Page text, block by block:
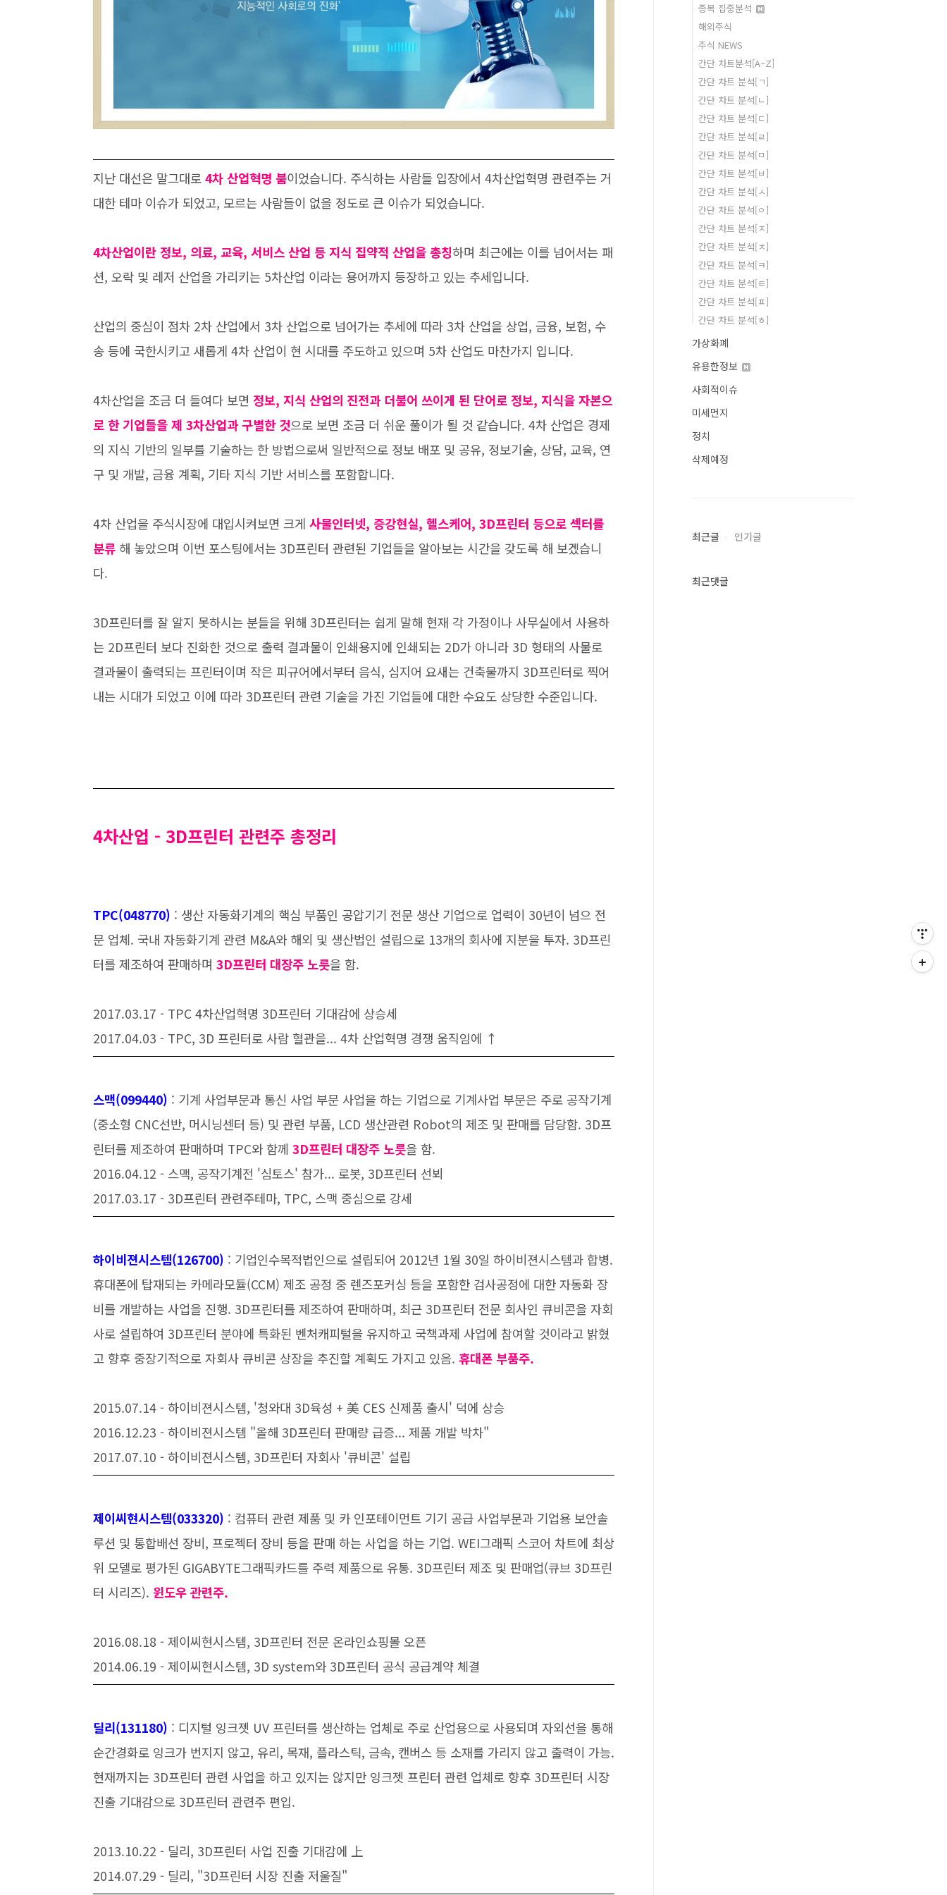
지난 대선은 말그대로 4차 산업혁명 붐이었습니다. 주식하는 사람들 입장에서 4차산업혁명 관련주는 거
대한 테마 이슈가 되었고, 모르는 사람들이 없을 정도로 큰 이슈가 되었습니다.
4차산업이란 정보, 의료, 교육, 서비스 산업 등 지식 집약적 산업을 총칭하며 최근에는 이를 넘어서는 패
션, 오락 및 레저 산업을 가리키는 5차산업 이라는 용어까지 등장하고 있는 추세입니다.
산업의 중심이 점차 2차 산업에서 3차 산업으로 넘어가는 추세에 따라 3차 산업을 상업, 금융, 보험, 수
송 등에 국한시키고 새롭게 4차 산업이 현 시대를 주도하고 있으며 5차 산업도 마찬가지 입니다.
4차산업을 조금 더 들여다 보면 정보, 지식 산업의 진전과 더불어 쓰이게 된 단어로 정보, 지식을 자본으
로 한 기업들을 제 3차산업과 구별한 것으로 보면 조금 더 쉬운 풀이가 될 것 같습니다. 4차 산업은 경제
의 지식 기반의 일부를 기술하는 한 방법으로써 일반적으로 정보 배포 및 공유, 정보기술, 상담, 교육, 연
구 및 개발, 금융 계획, 기타 지식 기반 서비스를 포함합니다.
4차 산업을 주식시장에 대입시켜보면 크게 사물인터넷, 증강현실, 헬스케어, 3D프린터 등으로 섹터를
분류 해 놓았으며 이번 포스팅에서는 3D프린터 관련된 기업들을 알아보는 시간을 갖도록 해 보겠습니
다.
3D프린터를 잘 알지 못하시는 분들을 위해 3D프린터는 쉽게 말해 현재 각 가정이나 사무실에서 사용하
는 2D프린터 보다 진화한 것으로 출력 결과물이 인쇄용지에 인쇄되는 2D가 아니라 3D 형태의 사물로
결과물이 출력되는 프린터이며 작은 피규어에서부터 음식, 심지어 요새는 건축물까지 3D프린터로 찍어
내는 시대가 되었고 이에 따라 3D프린터 관련 기술을 가진 기업들에 대한 수요도 상당한 수준입니다.
4차산업 - 3D프린터 관련주 총정리
TPC(048770) : 생산 자동화기계의 핵심 부품인 공압기기 전문 생산 기업으로 업력이 30년이 넘으 전
문 업체. 국내 자동화기계 관련 M&A와 해외 및 생산법인 설립으로 13개의 회사에 지분을 투자. 3D프린
터를 제조하여 판매하며 3D프린터 대장주 노릇을 함.
2017.03.17 - TPC 4차산업혁명 3D프린터 기대감에 상승세
2017.04.03 - TPC, 3D 프린터로 사람 혈관을... 4차 산업혁명 경쟁 움직임에 ↑
스맥(099440) : 기계 사업부문과 통신 사업 부문 사업을 하는 기업으로 기계사업 부문은 주로 공작기계
(중소형 CNC선반, 머시닝센터 등) 및 관련 부품, LCD 생산관련 Robot의 제조 및 판매를 담당함. 3D프
린터를 제조하여 판매하며 TPC와 함께 3D프린터 대장주 노릇을 함.
2016.04.12 - 스맥, 공작기계전 '심토스' 참가... 로봇, 3D프린터 선뵈
2017.03.17 - 3D프린터 관련주테마, TPC, 스맥 중심으로 강세
하이비젼시스템(126700) : 기업인수목적법인으로 설립되어 2012년 1월 30일 하이비젼시스템과 합병.
휴대폰에 탑재되는 카메라모듈(CCM) 제조 공정 중 렌즈포커싱 등을 포함한 검사공정에 대한 자동화 장
비를 개발하는 사업을 진행. 3D프린터를 제조하여 판매하며, 최근 3D프린터 전문 회사인 큐비콘을 자회
사로 설립하여 3D프린터 분야에 특화된 벤처캐피털을 유지하고 국책과제 사업에 참여할 것이라고 밝혔
고 향후 중장기적으로 자회사 큐비콘 상장을 추진할 계획도 가지고 있음. 휴대폰 부품주.
2015.07.14 - 하이비젼시스템, '청와대 3D육성 + 美 CES 신제품 출시' 덕에 상승
2016.12.23 - 하이비젼시스템 "올해 3D프린터 판매량 급증... 제품 개발 박차"
2017.07.10 - 하이비젼시스템, 3D프린터 자회사 '큐비콘' 설립
제이씨현시스템(033320) : 컴퓨터 관련 제품 및 카 인포테이먼트 기기 공급 사업부문과 기업용 보안솔
루션 및 통합배선 장비, 프로젝터 장비 등을 판매 하는 사업을 하는 기업. WEI그래픽 스코어 차트에 최상
위 모델로 평가된 GIGABYTE그래픽카드를 주력 제품으로 유통. 3D프린터 제조 및 판매업(큐브 3D프린
터 시리즈). 윈도우 관련주.
2016.08.18 - 제이씨현시스템, 3D프린터 전문 온라인쇼핑몰 오픈
2014.06.19 - 제이씨현시스템, 3D system와 3D프린터 공식 공급계약 체결
딜리(131180) : 디지털 잉크젯 UV 프린터를 생산하는 업체로 주로 산업용으로 사용되며 자외선을 통해
순간경화로 잉크가 번지지 않고, 유리, 목재, 플라스틱, 금속, 캔버스 등 소재를 가리지 않고 출력이 가능.
현재까지는 3D프린터 관련 사업을 하고 있지는 않지만 잉크젯 프린터 관련 업체로 향후 3D프린터 시장
진출 기대감으로 3D프린터 관련주 편입.
2013.10.22 - 딜리, 3D프린터 사업 진출 기대감에 上
2014.07.29 - 딜리, "3D프린터 시장 진출 저울질"
종목 집중분석
해외주식
주식 NEWS
간단 차트분석[A~Z]
간단 차트 분석[ㄱ]
간단 차트 분석[ㄴ]
간단 차트 분석[ㄷ]
간단 차트 분석[ㄹ]
간단 차트 분석[ㅁ]
간단 차트 분석[ㅂ]
간단 차트 분석[ㅅ]
간단 차트 분석[ㅇ]
간단 차트 분석[ㅈ]
간단 차트 분석[ㅊ]
간단 차트 분석[ㅋ]
간단 차트 분석[ㅌ]
간단 차트 분석[ㅍ]
간단 차트 분석[ㅎ]
가상화폐
유용한정보
사회적이슈
미세먼지
정치
삭제예정
최근글 인기글
최근댓글